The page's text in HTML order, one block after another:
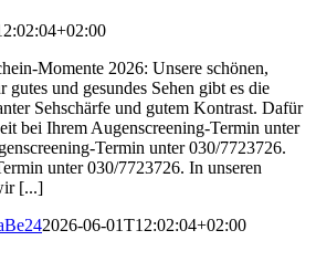
Momente 2026: Unsere schönen,
gutes und gesundes Sehen gibt es die
Sehschärfe und gutem Kontrast. Dafür
bei Ihrem Augenscreening-Termin unter
Termin unter 030/7723726.
unter 030/7723726. In unseren
[...]
2026-06-01T12:02:04+02:00